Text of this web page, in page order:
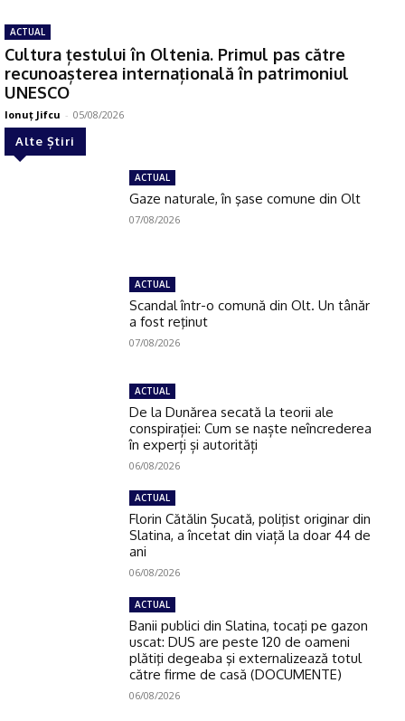
ACTUAL
Cultura țestului în Oltenia. Primul pas către
recunoașterea internațională în patrimoniul
UNESCO
Ionuţ Jifcu - 05/08/2026
Alte Știri
ACTUAL
Gaze naturale, în şase comune din Olt
07/08/2026
ACTUAL
Scandal într-o comună din Olt. Un tânăr
a fost reţinut
07/08/2026
ACTUAL
De la Dunărea secată la teorii ale
conspirației: Cum se naște neîncrederea
în experți și autorități
06/08/2026
ACTUAL
Florin Cătălin Șucată, poliţist originar din
Slatina, a încetat din viață la doar 44 de
ani
06/08/2026
ACTUAL
Banii publici din Slatina, tocaţi pe gazon
uscat: DUS are peste 120 de oameni
plătiţi degeaba şi externalizează totul
către firme de casă (DOCUMENTE)
06/08/2026